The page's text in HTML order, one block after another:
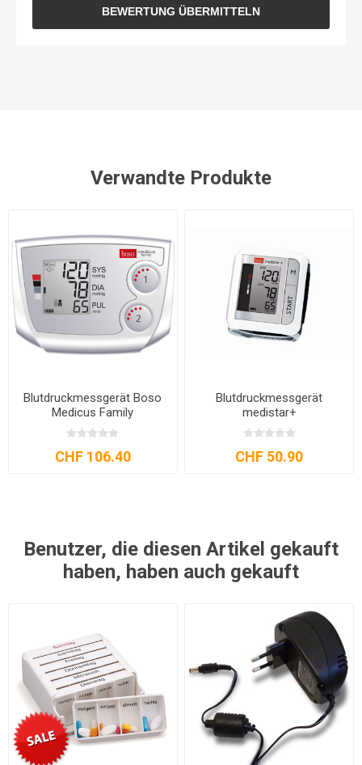
BEWERTUNG ÜBERMITTELN
Verwandte Produkte
Blutdruckmessgerät Boso
Medicus Family
CHF 106.40
Blutdruckmessgerät
medistar+
CHF 50.90
Benutzer, die diesen Artikel gekauft
haben, haben auch gekauft